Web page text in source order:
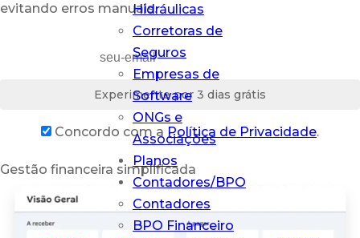
Hidráulicas
Corretoras de
Seguros
Empresas de
Software
ONGs e
Associações
Planos
Contadores/BPO
Contadores
BPO Financeiro
O que sua
evitando erros manuais.
Experimente por 3 dias grátis
Concordo com a Política de Privacidade.
Gestão financeira simplificada